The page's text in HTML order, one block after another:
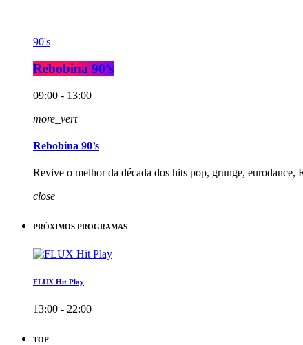
90's
Rebobina 90’s
09:00 - 13:00
more_vert
Rebobina 90’s
Revive o melhor da década dos hits pop, grunge,
close
PRÓXIMOS PROGRAMAS
FLUX Hit Play
13:00 - 22:00
TOP